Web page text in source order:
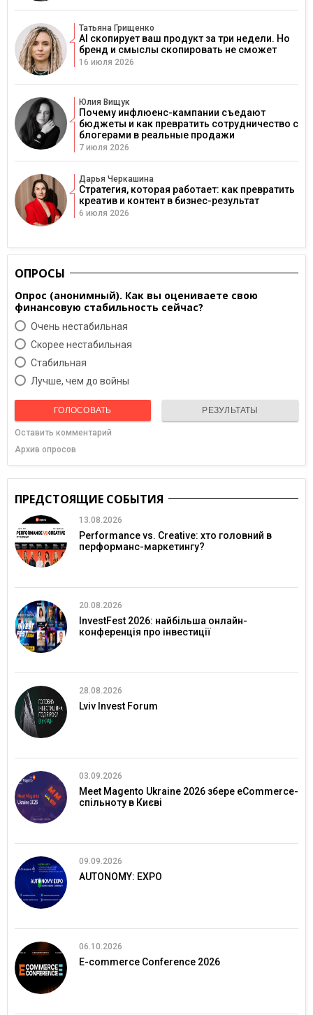
Татьяна Грищенко
AI скопирует ваш продукт за три недели. Но
бренд и смыслы скопировать не сможет
16 июля 2026
Юлия Вищук
Почему инфлюенс-кампании съедают
бюджеты и как превратить сотрудничество с
блогерами в реальные продажи
7 июля 2026
Дарья Черкашина
Стратегия, которая работает: как превратить
креатив и контент в бизнес-результат
6 июля 2026
ОПРОСЫ
Опрос (анонимный). Как вы оцениваете свою
финансовую стабильность сейчас?
Очень нестабильная
Скорее нестабильная
Cтабильная
Лучше, чем до войны
ГОЛОСОВАТЬ РЕЗУЛЬТАТЫ
Оставить комментарий
Архив опросов
ПРЕДСТОЯЩИЕ СОБЫТИЯ
13.08.2026
Performance vs. Creative: хто головний в
перформанс-маркетингу?
20.08.2026
InvestFest 2026: найбільша онлайн-
конференція про інвестиції
28.08.2026
Lviv Invest Forum
03.09.2026
Meet Magento Ukraine 2026 збере eCommerce-
спільноту в Києві
09.09.2026
AUTONOMY: EXPO
06.10.2026
E-commerce Conference 2026